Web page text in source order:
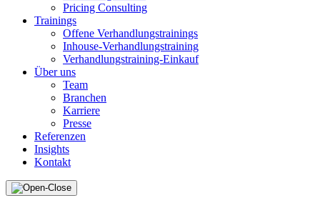
Pricing Consulting
Trainings
Offene Verhandlungstrainings
Inhouse-Verhandlungstraining
Verhandlungstraining-Einkauf
Über uns
Team
Branchen
Karriere
Presse
Referenzen
Insights
Kontakt